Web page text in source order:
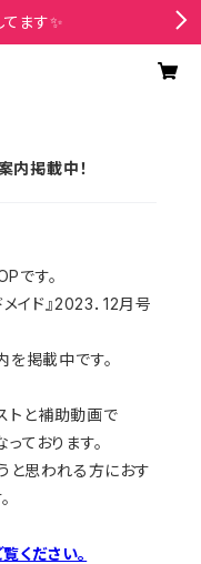
ます✨
内掲載中！
です。
イド』2023．12月号
掲載中です。
トと補助動画で
ております。
と思われる方におす
ください。